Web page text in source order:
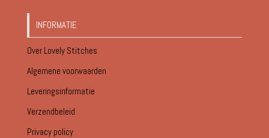
INFORMATIE
Over Lovely Stitches
Algemene voorwaarden
Leveringsinformatie
Verzendbeleid
Privacy policy